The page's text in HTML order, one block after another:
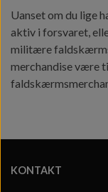
Uanset om du lige
aktiv i forsvaret,
militære
merchandise være
KONTAKT